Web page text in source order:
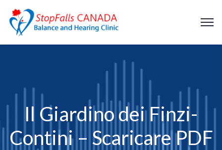
Il Giardino dei Finzi-
Contini – Scaricare PDF